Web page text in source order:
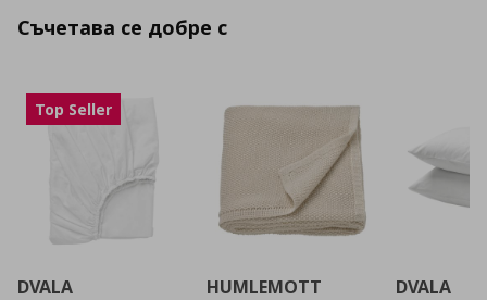
Съчетава се добре с
Top Seller
DVALA
HUMLEMOTT
DVALA